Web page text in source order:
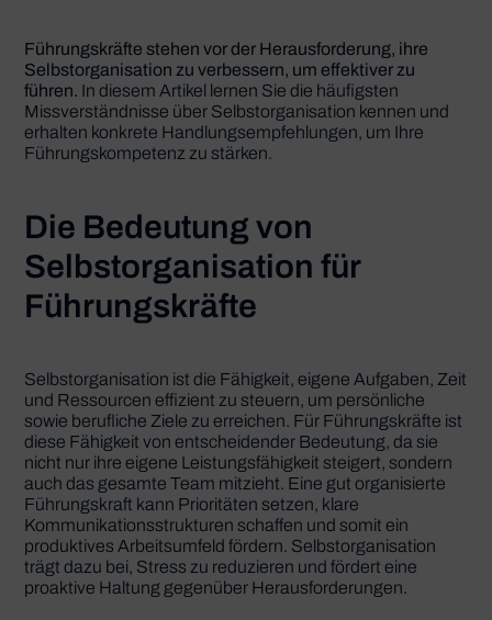
Führungskräfte stehen vor der Herausforderung, ihre
Selbstorganisation zu verbessern, um effektiver zu
führen. In diesem Artikel lernen Sie die häufigsten
Missverständnisse über Selbstorganisation kennen und
erhalten konkrete Handlungsempfehlungen, um Ihre
Führungskompetenz zu stärken.
Die Bedeutung von
Selbstorganisation für
Führungskräfte
Selbstorganisation ist die Fähigkeit, eigene Aufgaben, Zeit
und Ressourcen effizient zu steuern, um persönliche
sowie berufliche Ziele zu erreichen. Für Führungskräfte ist
diese Fähigkeit von entscheidender Bedeutung, da sie
nicht nur ihre eigene Leistungsfähigkeit steigert, sondern
auch das gesamte Team mitzieht. Eine gut organisierte
Führungskraft kann Prioritäten setzen, klare
Kommunikationsstrukturen schaffen und somit ein
produktives Arbeitsumfeld fördern. Selbstorganisation
trägt dazu bei, Stress zu reduzieren und fördert eine
proaktive Haltung gegenüber Herausforderungen.